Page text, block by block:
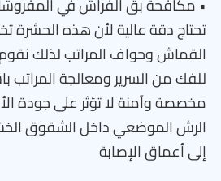
تحتاج دقة عالية لأن هذه الحشرة
القماش وحواف المراتب لذلك نقوم
للفك من السرير ومعالجة المراتب
مخصصة وآمنة لا تؤثر على جودة
الرش الموضعي داخل الشقوق
إلى أعماق الإصابة